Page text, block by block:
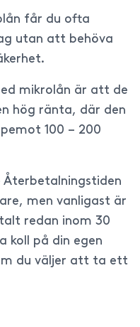
får du ofta
utan att behöva
mikrolån är att de
hög ränta, där den
100 – 200
men vanligast är
redan inom 30
koll på din egen
du väljer att ta ett